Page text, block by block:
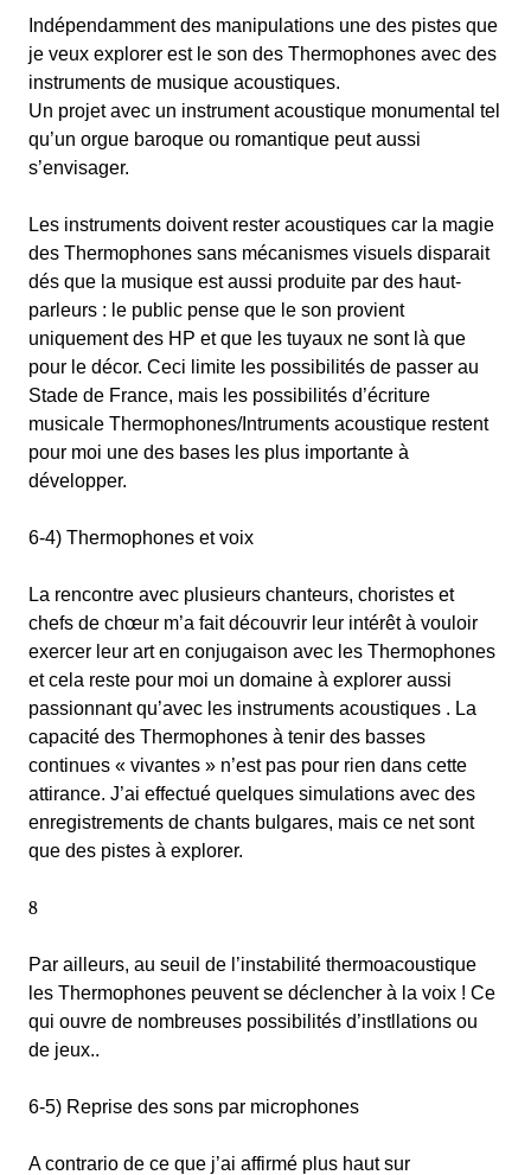
Indépendamment des manipulations une des pistes que
je veux explorer est le son des Thermophones avec des
instruments de musique acoustiques.
Un projet avec un instrument acoustique monumental tel
qu’un orgue baroque ou romantique peut aussi
s’envisager.
Les instruments doivent rester acoustiques car la magie
des Thermophones sans mécanismes visuels disparait
dés que la musique est aussi produite par des haut-
parleurs : le public pense que le son provient
uniquement des HP et que les tuyaux ne sont là que
pour le décor. Ceci limite les possibilités de passer au
Stade de France, mais les possibilités d’écriture
musicale Thermophones/Intruments acoustique restent
pour moi une des bases les plus importante à
développer.
6-4) Thermophones et voix
La rencontre avec plusieurs chanteurs, choristes et
chefs de chœur m’a fait découvrir leur intérêt à vouloir
exercer leur art en conjugaison avec les Thermophones
et cela reste pour moi un domaine à explorer aussi
passionnant qu’avec les instruments acoustiques . La
capacité des Thermophones à tenir des basses
continues « vivantes » n’est pas pour rien dans cette
attirance. J’ai effectué quelques simulations avec des
enregistrements de chants bulgares, mais ce net sont
que des pistes à explorer.
8
Par ailleurs, au seuil de l’instabilité thermoacoustique
les Thermophones peuvent se déclencher à la voix ! Ce
qui ouvre de nombreuses possibilités d’instllations ou
de jeux..
6-5) Reprise des sons par microphones
A contrario de ce que j’ai affirmé plus haut sur